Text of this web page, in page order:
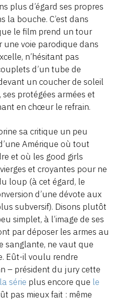
plus d’égard ses propres
la bouche. C’est dans
le film prend un tour
une voie parodique dans
n’hésitant pas
d’un tube de
un coucher de soleil
, ses protégées armées et
en chœur le refrain.
sa critique un peu
Amérique où tout
et où les good girls
et croyantes pour ne
loup (à cet égard, le
d’une dévote aux
subversif). Disons plutôt
simplet, à l’image de ses
par déposer les armes au
sanglante, ne vaut que
Eût-il voulu rendre
– président du jury cette
la série plus encore que le
pas mieux fait : même